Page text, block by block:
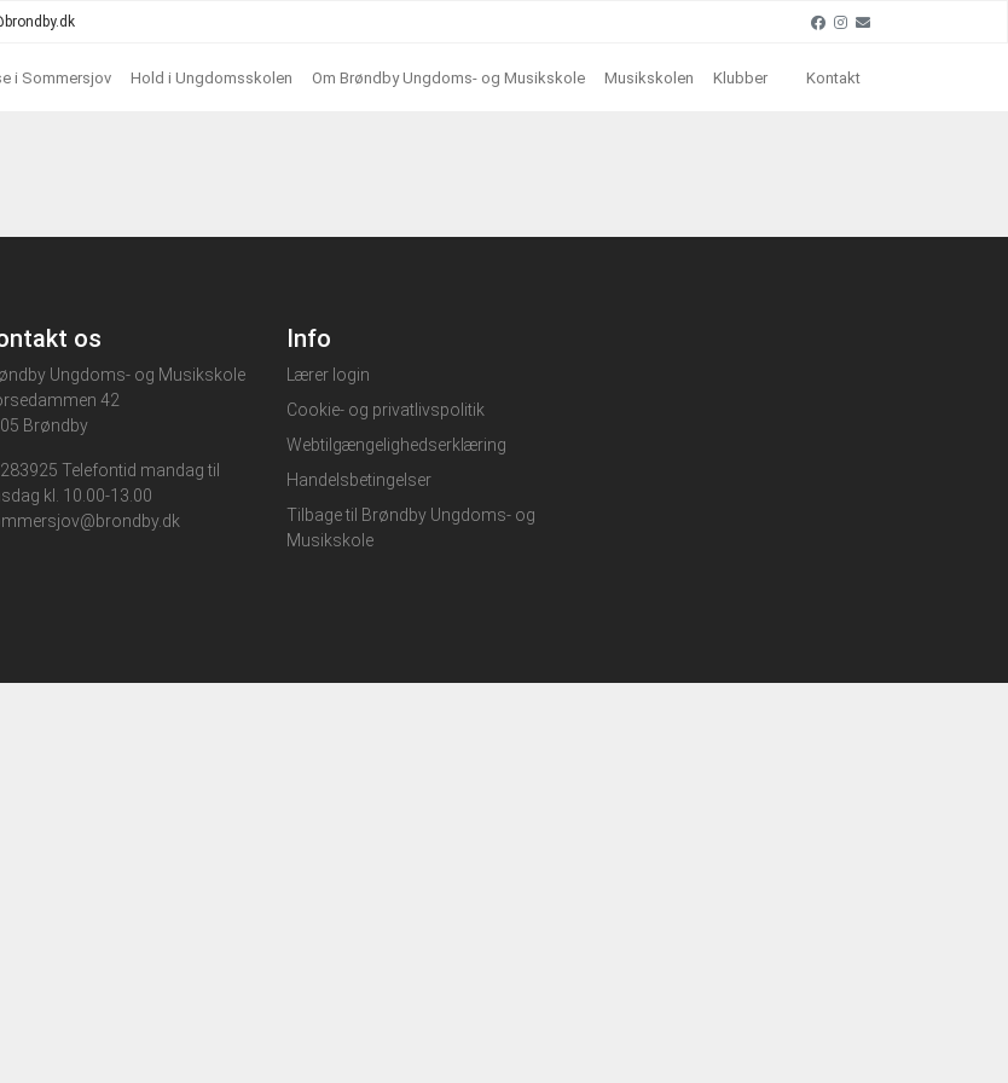
i Sommersjov Hold i Ungdomsskolen Om Brøndby Ungdoms- og Musikskole Musikskolen Klubber Kontakt
os
Ungdoms- og Musikskole
42
Brøndby
Telefontid mandag til
kl. 10.00-13.00
Info
Lærer login
Cookie- og privatlivspolitik
Webtilgængelighedserklæring
Handelsbetingelser
Tilbage til Brøndby Ungdoms- og
Musikskole